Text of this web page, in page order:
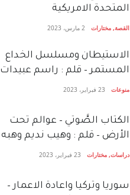
المتحدة الامريكية
القصة, مختارات 2 مارس، 2023
الاستيطان ومسلسل الخداع
المستمر – قلم : راسم عبيدات
منوعات 23 فبراير، 2023
الكتاب الصَّوتي – عوالم تحت
الأرض – قلم : وهيب نديم وهبه
دراسات, مختارات 23 فبراير، 2023
سوريا وتركيا واعادة الاعمار –